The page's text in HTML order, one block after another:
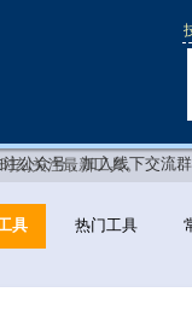
凌波微课！每周更新模块
刻关注最新工具。
注公众号，加入线下交流群
反馈功能跟我们沟通哦~
，做分析，就上凌波微课
凌波微课！每周更新模块
刻关注最新工具。
点击加入微信交流群
具 热门工具